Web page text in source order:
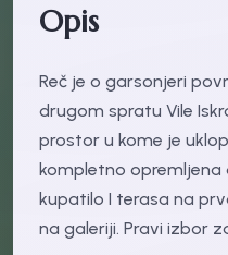
Opis
Reč je o garsonjeri
drugom spratu Vile
prostor u kome je
kompletno opremljena
kupatilo I terasa na
na galeriji. Pravi izbor